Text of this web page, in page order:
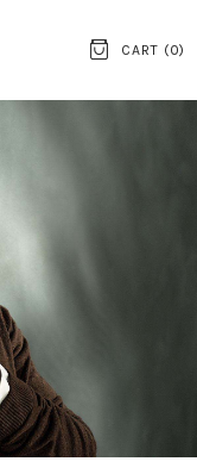
CART (0)